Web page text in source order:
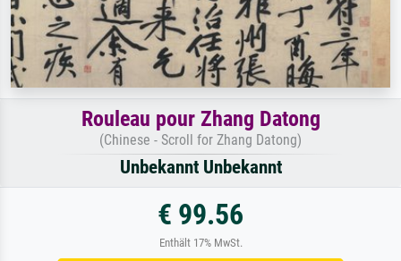
nu.
arbre.
Rouleau pour Zhang Datong
(Chinese - Scroll for Zhang Datong)
Unbekannt Unbekannt
€ 99.56
Enthält 17% MwSt.